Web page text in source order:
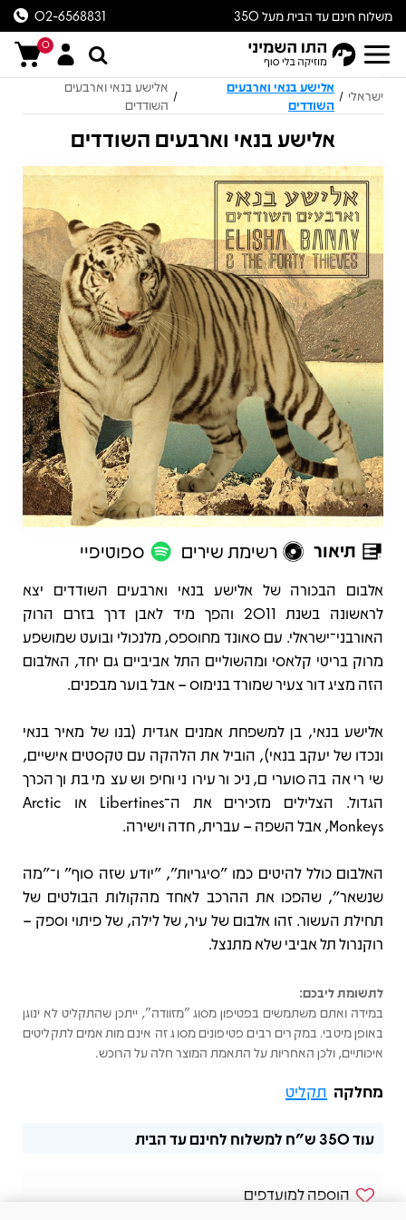
משלוח חינם עד הבית מעל 350
ש״ח
02-6568831
0
ישראלי / אלישע בנאי וארבעים
השודדים
/ אלישע בנאי וארבעים
השודדים
אלישע בנאי וארבעים השודדים
תיאור רשימת שירים ספוטיפיי
תיאור
אלבום הבכורה של אלישע בנאי וארבעים השודדים יצא
לראשונה בשנת 2011 והפך מיד לאבן דרך בזרם הרוק
האורבני־ישראלי. עם סאונד מחוספס, מלנכולי ובועט שמושפע
מרוק בריטי קלאסי ומהשוליים התל אביביים גם יחד, האלבום
הזה מציג דור צעיר שמורד בנימוס – אבל בוער מבפנים.
אלישע בנאי, בן למשפחת אמנים אגדית (בנו של מאיר בנאי
ונכדו של יעקב בנאי), הוביל את הלהקה עם טקסטים אישיים,
שירי אהבה סוערים, ניכור עירוני וחיפוש עצמי בתוך הכרך
הגדול. הצלילים מזכירים את ה־Libertines או Arctic
Monkeys, אבל השפה – עברית, חדה וישירה.
האלבום כולל להיטים כמו "סיגריות", "יודע שזה סוף" ו־"מה
שנשאר", שהפכו את ההרכב לאחד מהקולות הבולטים של
תחילת העשור. זהו אלבום של עיר, של לילה, של פיתוי וספק –
רוקנרול תל אביבי שלא מתנצל.
לתשומת ליבכם:
במידה ואתם משתמשים בפטיפון מסוג "מזוודה", ייתכן שהתקליט לא ינוגן
באופן מיטבי. במקרים רבים פטיפונים מסוג זה אינם מותאמים לתקליטים
איכותיים, ולכן האחריות על התאמת המוצר חלה על הרוכש.
מחלקה תקליט
עוד350 ש"ח למשלוח לחינם עד הבית
הוספה למועדפים